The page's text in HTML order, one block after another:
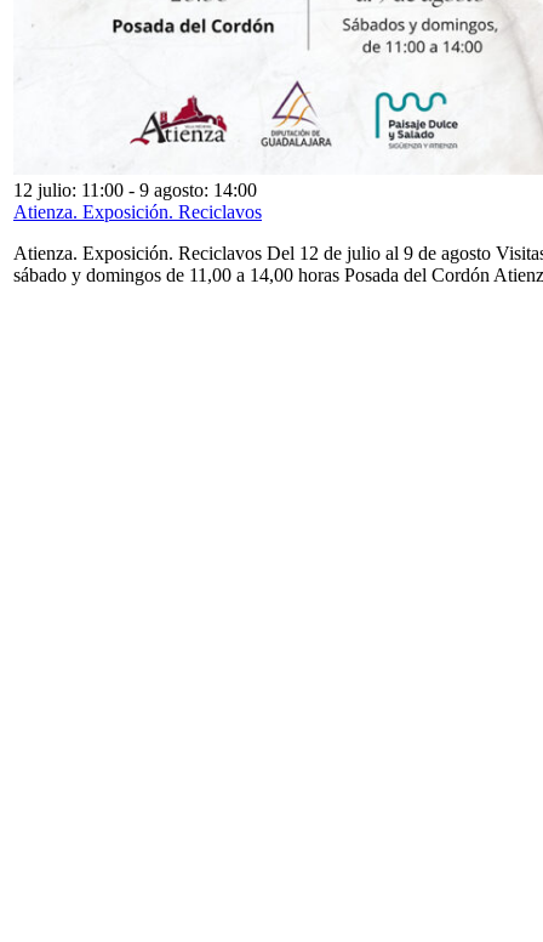
12 julio: 11:00 - 9 agosto: 14:00
Atienza. Exposición. Reciclavos
Atienza. Exposición. Reciclavos Del 12 de julio al 9 de agosto
sábado y domingos de 11,00 a 14,00 horas Posada del Cordón